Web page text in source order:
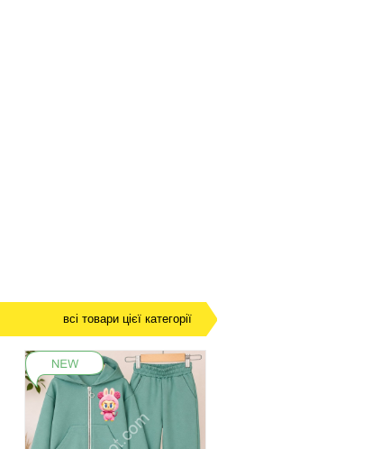
всі товари цієї категорії